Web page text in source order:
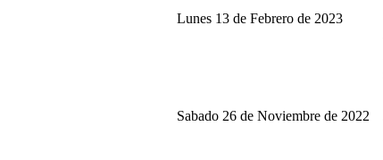
Lunes 13 de Febrero de 2023
Sabado 26 de Noviembre de 2022